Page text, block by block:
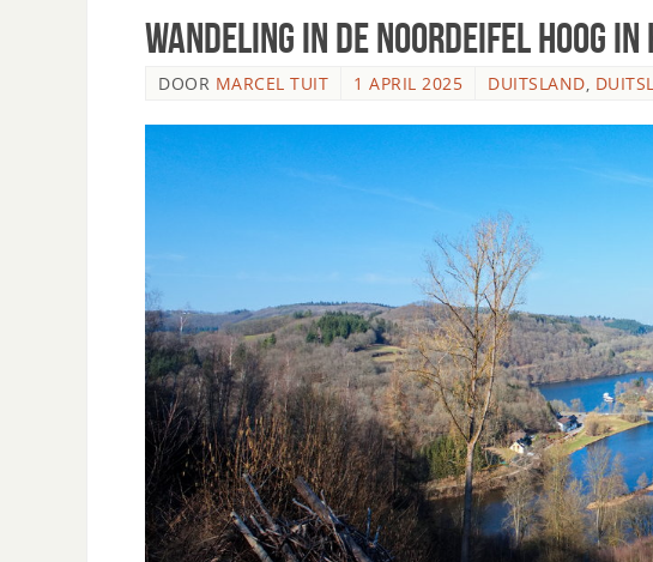
Wandeling in de Noordeifel hoog
DOOR MARCEL TUIT 1 APRIL 2025 DUITSLAND,